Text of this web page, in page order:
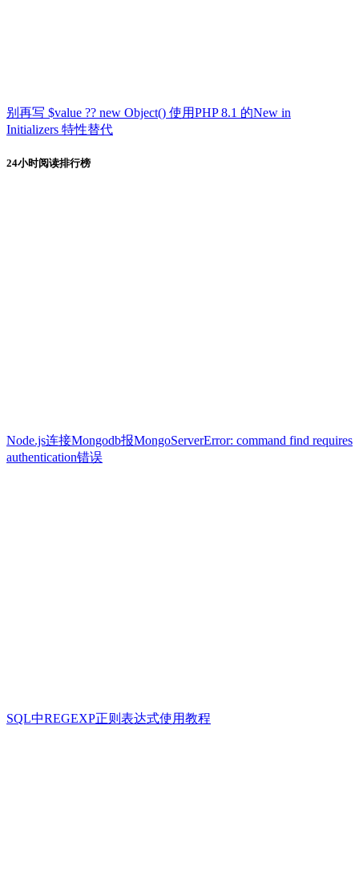
别再写 $value ?? new Object() 使用PHP 8.1 的New in
Initializers 特性替代
24小时阅读排行榜
Node.js连接Mongodb报MongoServerError: command find requires
authentication错误
SQL中REGEXP正则表达式使用教程